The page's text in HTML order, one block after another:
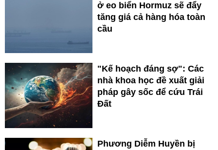
ở eo biển Hormuz sẽ đẩy
tăng giá cả hàng hóa toàn
cầu
"Kế hoạch đáng sợ": Các
nhà khoa học đề xuất giải
pháp gây sốc để cứu Trái
Đất
Phương Diễm Huyền bị